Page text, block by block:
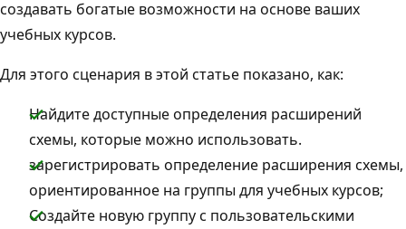
создавать богатые возможности на основе ваших
учебных курсов.
Для этого сценария в этой статье показано, как:
Найдите доступные определения расширений
схемы, которые можно использовать.
зарегистрировать определение расширения схемы,
ориентированное на группы для учебных курсов;
Создайте новую группу с пользовательскими